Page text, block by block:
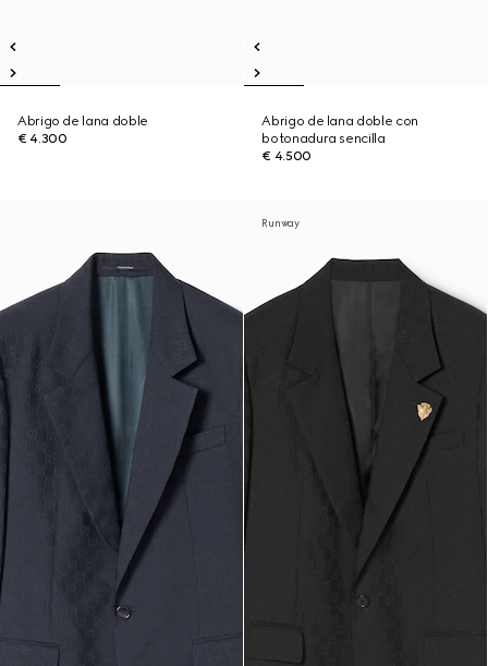
Abrigo de lana doble
€ 4.300
Abrigo de lana doble con
botonadura sencilla
€ 4.500
Runway